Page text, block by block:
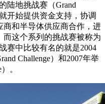
陆地挑战赛（Grand
开始提供资金支持，协调
商和半导体供应商合作，进
这个系列的挑战赛被称为
赛中比较有名的就是2004
Challenge）和2007年举
。